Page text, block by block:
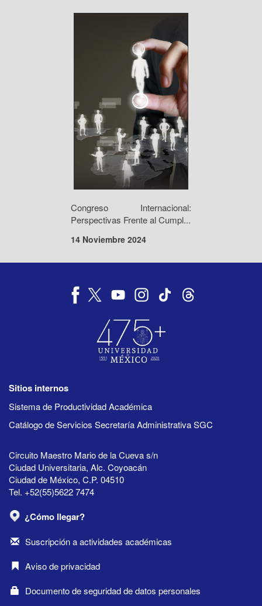
Congreso Internacional:
Perspectivas Frente al Cumpl...
14 Noviembre 2024
Sitios internos
Sistema de Productividad Académica
Catálogo de Servicios Secretaría Administrativa SGC
Circuito Maestro Mario de la Cueva s/n
Ciudad Universitaria, Alc. Coyoacán
Ciudad de México, C.P. 04510
Tel. +52(55)5622 7474
¿Cómo llegar?
Suscripción a actividades académicas
Aviso de privacidad
Documento de seguridad de datos personales